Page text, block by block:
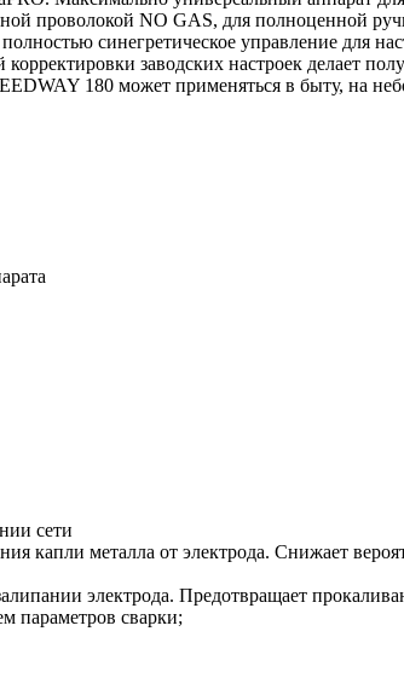
проволокой NO GAS, для полноценной
синегретическое управление для
заводских настроек делает
180 может применяться в быту, на
сети
капли металла от электрода. Снижает
электрода. Предотвращает
параметров сварки;